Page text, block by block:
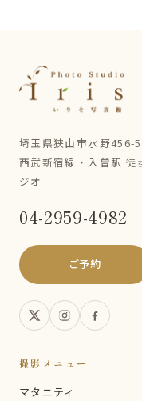
埼玉県狭山市水野456-5
西武新宿線・入曽駅 徒
ジオ
04-2959-4982
ご予約
撮影メニュー
マタニティ